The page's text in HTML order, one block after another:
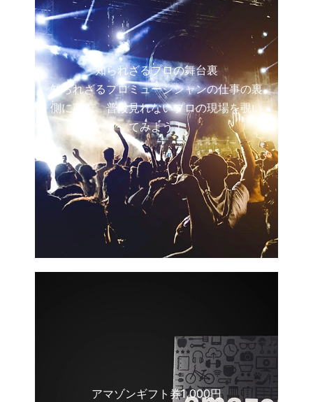
知られざるプロの舞台裏
知られざるプロミュージシャンの仕事の裏
側に密着。普段見れないプロの現場を覗い
てみよう！
アマゾンギフト券1,000円